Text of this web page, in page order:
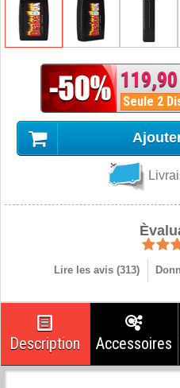
Seule 2
Lire les avis (313)
Description Accessoires